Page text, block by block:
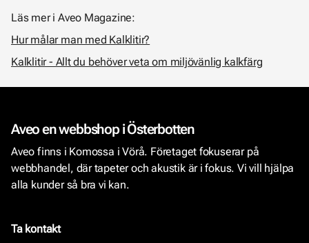
Läs mer i Aveo Magazine:
Hur målar man med Kalklitir?
Kalklitir - Allt du behöver veta om miljövänlig kalkfärg
Aveo en webbshop i Österbotten
Aveo finns i Komossa i Vörå. Företaget fokuserar på
webbhandel, där tapeter och akustik är i fokus. Vi vill hjälpa
alla kunder så bra vi kan.
Ta kontakt